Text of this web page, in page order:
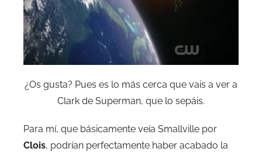
¿Os gusta? Pues es lo más cerca que vais a ver a
Clark de Superman, que lo sepáis.
Para mí, que básicamente veía Smallville por
Clois, podrían perfectamente haber acabado la